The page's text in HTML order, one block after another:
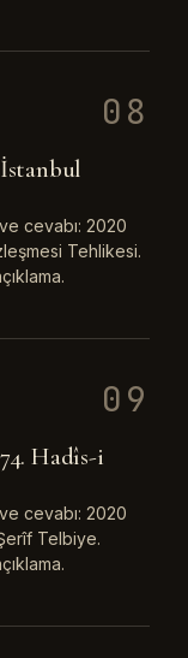
08
cevabı: 2020
Tehlikesi.
09
Hadîs-i
cevabı: 2020
Telbiye.